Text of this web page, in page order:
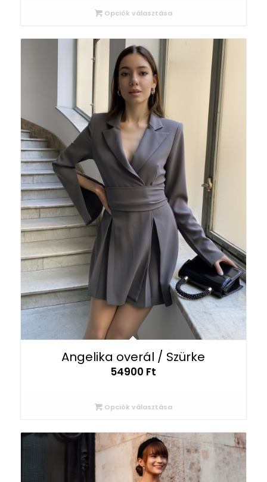
Opciók választása
Angelika overál / Szürke
54900 Ft
Opciók választása